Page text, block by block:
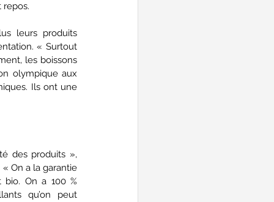
leurs produits
« Surtout
les boissons
olympique aux
Ils ont une
des produits »,
« On a la garantie
bio. On a 100 %
qu’on peut